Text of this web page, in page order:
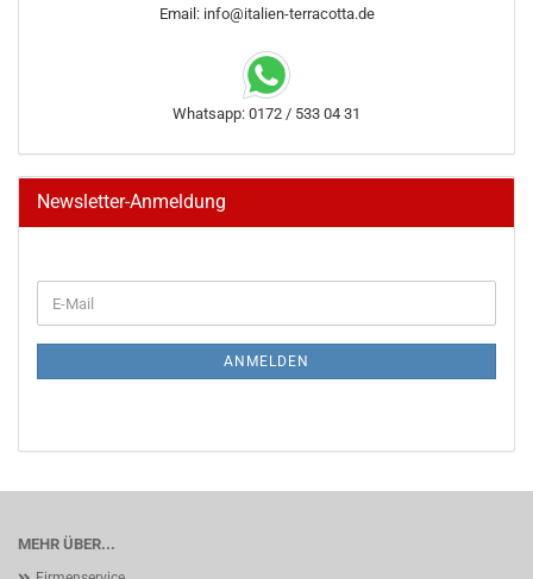
Email: info@italien-terracotta.de
Whatsapp: 0172 / 533 04 31
Newsletter-Anmeldung
ZUR
E-
Mail
ANMELDEN
MEHR ÜBER...